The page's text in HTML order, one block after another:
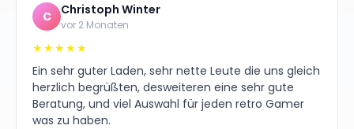
C Christoph Winter
vor 2 Monaten
★★★★★
Ein sehr guter Laden, sehr nette Leute die uns gleich
herzlich begrüßten, desweiteren eine sehr gute
Beratung, und viel Auswahl für jeden retro Gamer
was zu haben.